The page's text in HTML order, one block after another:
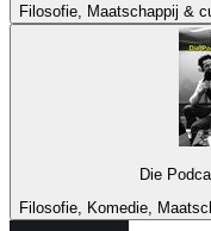
Filosofie, Maatschappij &
Die
Filosofie, Komedie,